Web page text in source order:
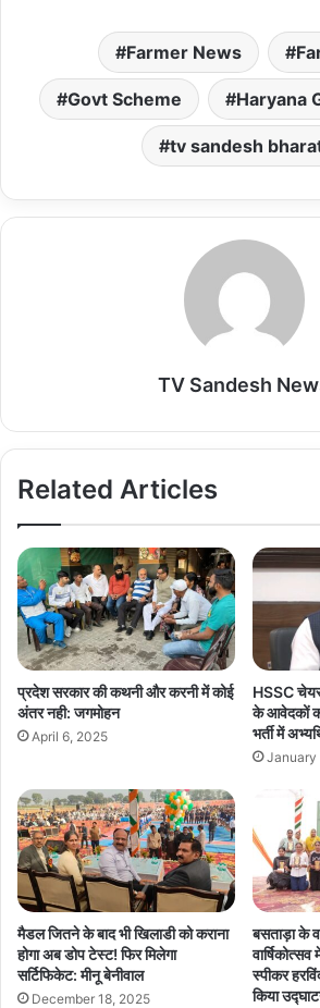
s
A
e
b
o
a
i
l
s
t
o
d
o
a
l
Farmer News
Govt Scheme Haryana
tv sandesh
TV Sandesh
Related Articles
प्रदेश सरकार की कथनी और करनी में कोई
अंतर नही: जगमोहन
April 6, 2025
HSSC
के आवेदकों
भर्ती में
January
मैडल जितने के बाद भी खिलाडी को कराना
होगा अब डोप टेस्ट! फिर मिलेगा
सर्टिफिकेट: मीनू बेनीवाल
December 18, 2025
बसताड़ा के
स्पीकर
किया